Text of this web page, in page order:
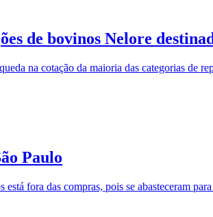
de bovinos Nelore
na cotação da maioria das categorias de
Paulo
fora das compras, pois se abasteceram